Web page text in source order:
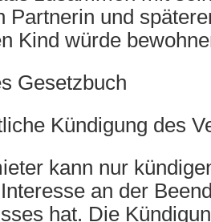
Partnerin und
Kind würde
Gesetzbuch
Kündigung des
kann nur
an der
hat. Die